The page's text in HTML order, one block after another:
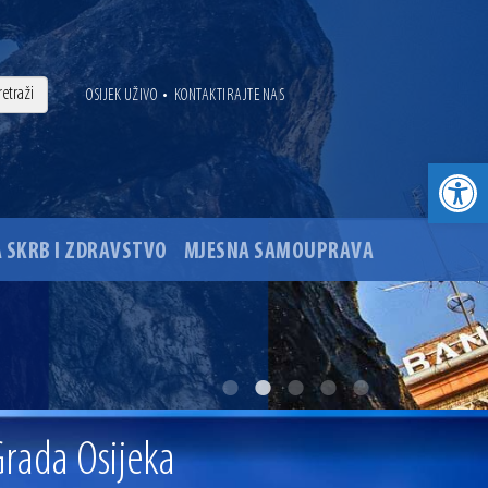
OSIJEK UŽIVO • KONTAKTIRAJTE NAS
SKRB I ZDRAVSTVO MJESNA SAMOUPRAVA
glavnog osječkog Trga Ante Starčevića
Osijeka